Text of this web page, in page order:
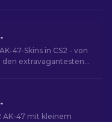
zu teuer
47-Skins in CS2 - von
extravagantesten
10 Dollar
AK-47 mit kleinem